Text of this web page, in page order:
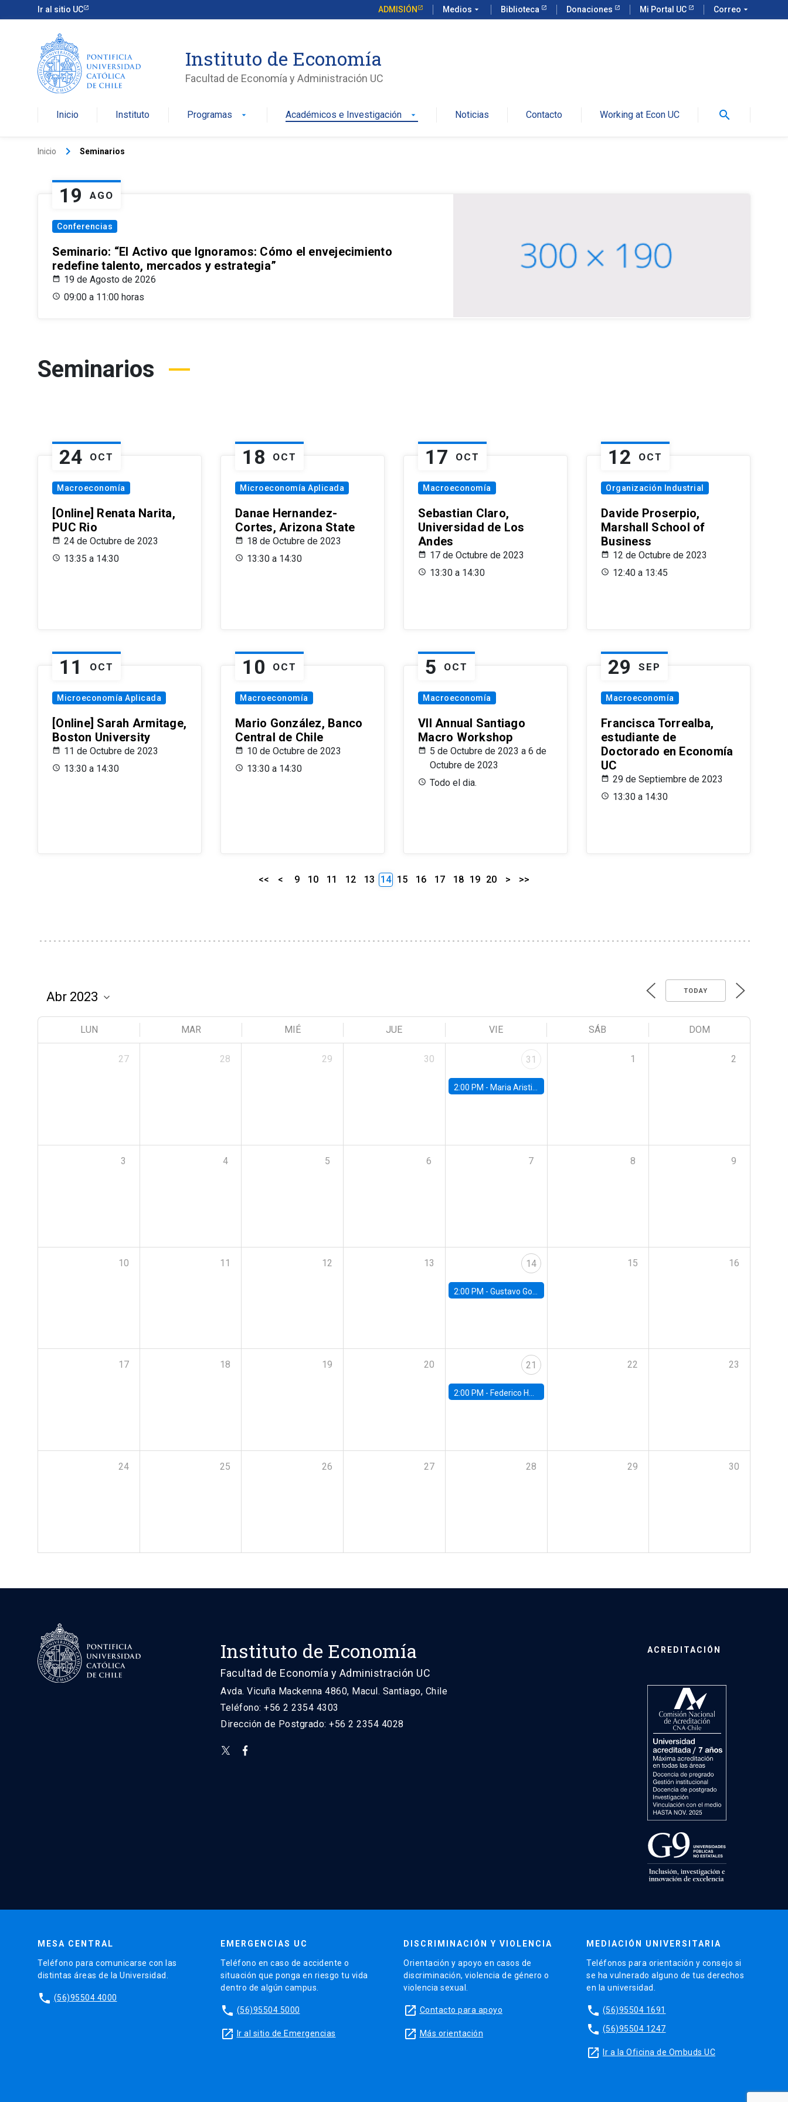
Ir al sitio UC ADMISIÓN Medios arrow_drop_down Biblioteca Donaciones Mi Portal UC Correo arrow_drop_down
Instituto de Economía
Facultad de Economía y Administración UC
Inicio Instituto Programas arrow_drop_down Académicos e Investigación arrow_drop_down Noticias Contacto Working at Econ UC search
Inicio keyboard_arrow_right Seminarios
19 AGO
Conferencias
Seminario: “El Activo que Ignoramos: Cómo el envejecimiento
redefine talento, mercados y estrategia”
19 de Agosto de 2026
09:00 a 11:00 horas
Seminarios
24 OCT
Macroeconomía
[Online] Renata Narita,
PUC Rio
24 de Octubre de 2023
13:35 a 14:30
18 OCT
Microeconomía Aplicada
Danae Hernandez-
Cortes, Arizona State
18 de Octubre de 2023
13:30 a 14:30
17 OCT
Macroeconomía
Sebastian Claro,
Universidad de Los
Andes
17 de Octubre de 2023
13:30 a 14:30
12 OCT
Organización Industrial
Davide Proserpio,
Marshall School of
Business
12 de Octubre de 2023
12:40 a 13:45
11 OCT
Microeconomía Aplicada
[Online] Sarah Armitage,
Boston University
11 de Octubre de 2023
13:30 a 14:30
10 OCT
Macroeconomía
Mario González, Banco
Central de Chile
10 de Octubre de 2023
13:30 a 14:30
5 OCT
Macroeconomía
VII Annual Santiago
Macro Workshop
5 de Octubre de 2023 a 6 de
Octubre de 2023
Todo el dia.
29 SEP
Macroeconomía
Francisca Torrealba,
estudiante de
Doctorado en Economía
UC
29 de Septiembre de 2023
13:30 a 14:30
<< < 9 10 11 12 13 14 15 16 17 18 19 20 > >>
TODAY
LUN MAR MIÉ JUE VIE SÁB DOM
27 28 29 30 31
2:00 PM - Maria Aristizabal-Ramirez, FED Board
1 2
3 4 5 6 7 8 9
10 11 12 13 14
2:00 PM - Gustavo González - Banco Central de Chile
15 16
17 18 19 20 21
2:00 PM - Federico Huneeus - Banco Central de Chile
22 23
24 25 26 27 28 29 30
Instituto de Economía
Facultad de Economía y Administración UC
Avda. Vicuña Mackenna 4860, Macul. Santiago, Chile
Teléfono: +56 2 2354 4303
Dirección de Postgrado: +56 2 2354 4028
ACREDITACIÓN
MESA CENTRAL
Teléfono para comunicarse con las
distintas áreas de la Universidad.
phone (56)95504 4000
EMERGENCIAS UC
Teléfono en caso de accidente o
situación que ponga en riesgo tu vida
dentro de algún campus.
phone (56)95504 5000
launch Ir al sitio de Emergencias
DISCRIMINACIÓN Y VIOLENCIA
Orientación y apoyo en casos de
discriminación, violencia de género o
violencia sexual.
launch Contacto para apoyo
launch Más orientación
MEDIACIÓN UNIVERSITARIA
Teléfonos para orientación y consejo si
se ha vulnerado alguno de tus derechos
en la universidad.
phone (56)95504 1691
phone (56)95504 1247
launch Ir a la Oficina de Ombuds UC